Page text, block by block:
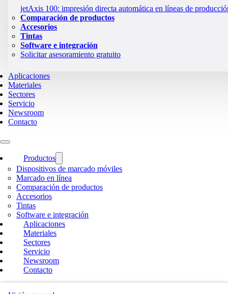
jetAxis 100: impresión directa automática en líneas de
Comparación de productos
Accesorios
Tintas
Software e integración
Solicitar asesoramiento gratuito
Aplicaciones
Materiales
Sectores
Servicio
Newsroom
Contacto
Productos
Dispositivos de marcado móviles
Marcado en línea
Comparación de productos
Accesorios
Tintas
Software e integración
Aplicaciones
Materiales
Sectores
Servicio
Newsroom
Contacto